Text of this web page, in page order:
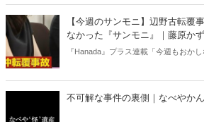
ある。元月刊『Hanada』編集部員の
書評！
【今週のサンモニ】辺野古転覆
なかった『サンモニ』｜藤原かず
『Hanada』プラス連載「今週もおか
不可解な事件の裏側｜なべやかん